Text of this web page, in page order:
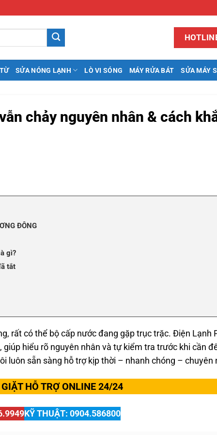
SỬA NÓNG LẠNH LÒ VI SÓNG MÁY RỬA BÁT SỬA MÁY
chảy nguyên nhân & cách
ĐÔNG
gì?
tắt
rất có thể bộ cấp nước đang gặp trục trặc. Điện Lạnh
hiểu rõ nguyên nhân và tự kiểm tra trước khi cần
luôn sẵn sàng hỗ trợ kịp thời – nhanh chóng – chuyên
HỖ TRỢ ONLINE 24/24
KỸ THUẬT: 0904.586800